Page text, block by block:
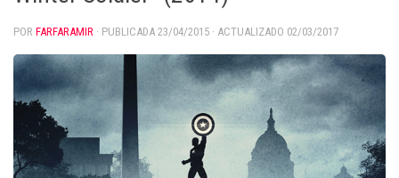
POR FARFARAMIR · PUBLICADA 23/04/2015 · ACTUALIZADO 02/03/2017